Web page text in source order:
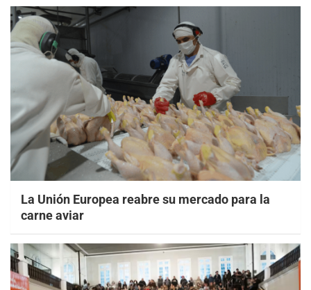
La Unión Europea reabre su mercado para la
carne aviar